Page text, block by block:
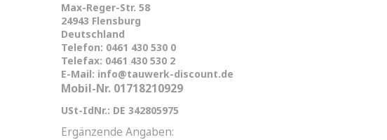
Max-Reger-Str. 58
24943 Flensburg
Deutschland
Telefon: 0461 430 530 0
Telefax: 0461 430 530 2
E-Mail: info@tauwerk-discount.de
Mobil-Nr. 01718210929
USt-IdNr.: DE 342805975
Ergänzende Angaben: